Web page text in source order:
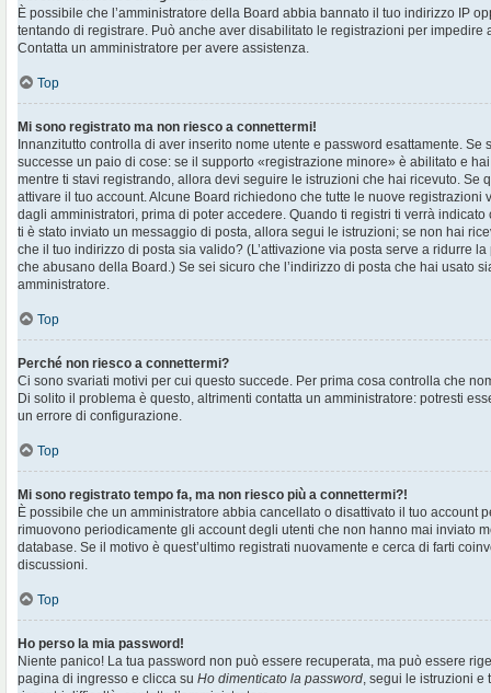
È possibile che l’amministratore della Board abbia bannato il tuo indirizzo IP
tentando di registrare. Può anche aver disabilitato le registrazioni per impedire
Contatta un amministratore per avere assistenza.
Top
Mi sono registrato ma non riesco a connettermi!
Innanzitutto controlla di aver inserito nome utente e password esattamente. Se
successe un paio di cose: se il supporto «registrazione minore» è abilitato e
mentre ti stavi registrando, allora devi seguire le istruzioni che hai ricevuto. Se
attivare il tuo account. Alcune Board richiedono che tutte le nuove registrazioni
dagli amministratori, prima di poter accedere. Quando ti registri ti verrà
ti è stato inviato un messaggio di posta, allora segui le istruzioni; se non hai
che il tuo indirizzo di posta sia valido? (L’attivazione via posta serve a ridurre
che abusano della Board.) Se sei sicuro che l’indirizzo di posta che hai usato
amministratore.
Top
Perché non riesco a connettermi?
Ci sono svariati motivi per cui questo succede. Per prima cosa controlla che
Di solito il problema è questo, altrimenti contatta un amministratore: potresti
un errore di configurazione.
Top
Mi sono registrato tempo fa, ma non riesco più a connettermi?!
È possibile che un amministratore abbia cancellato o disattivato il tuo account
rimuovono periodicamente gli account degli utenti che non hanno mai inviato
database. Se il motivo è quest’ultimo registrati nuovamente e cerca di farti
discussioni.
Top
Ho perso la mia password!
Niente panico! La tua password non può essere recuperata, ma può essere
pagina di ingresso e clicca su Ho dimenticato la password, segui le istruzioni e